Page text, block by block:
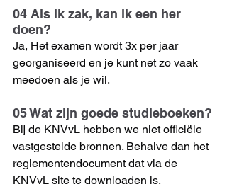
04 Als ik zak, kan ik een her
doen?
Ja, Het examen wordt 3x per jaar
georganiseerd en je kunt net zo vaak
meedoen als je wil.
05 Wat zijn goede studieboeken?
Bij de KNVvL hebben we niet officiële
vastgestelde bronnen. Behalve dan het
reglementendocument dat via de
KNVvL site te downloaden is.